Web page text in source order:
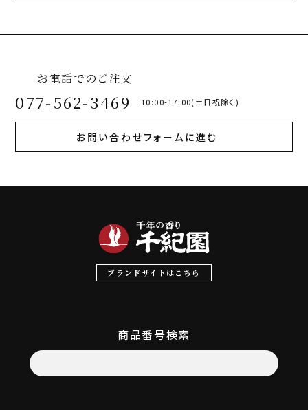
お電話でのご注文
077-562-3469 10:00-17:00(土日祝除く)
お問い合わせフォームに進む
ブランドサイトはこちら
商品番号検索